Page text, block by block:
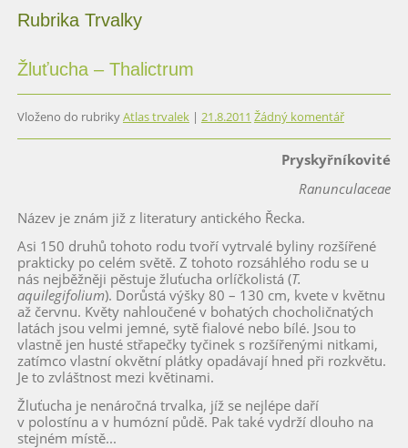
Rubrika Trvalky
Žluťucha – Thalictrum
Vloženo do rubrikyAtlas trvalek| 21.8.2011 Žádný komentář
Pryskyřníkovité
Ranunculaceae
Název je znám již z literatury antického Řecka.
Asi 150 druhů tohoto rodu tvoří vytrvalé byliny rozšířené
prakticky po celém světě. Z tohoto rozsáhlého rodu se u
nás nejběžněji pěstuje žluťucha orlíčkolistá (T.
aquilegifolium). Dorůstá výšky 80 – 130 cm, kvete v květnu
až červnu. Květy nahloučené v bohatých chocholičnatých
latách jsou velmi jemné, sytě fialové nebo bílé. Jsou to
vlastně jen husté střapečky tyčinek s rozšířenými nitkami,
zatímco vlastní okvětní plátky opadávají hned při rozkvětu.
Je to zvláštnost mezi květinami.
Žluťucha je nenáročná trvalka, jíž se nejlépe daří
v polostínu a v humózní půdě. Pak také vydrží dlouho na
stejném místě...